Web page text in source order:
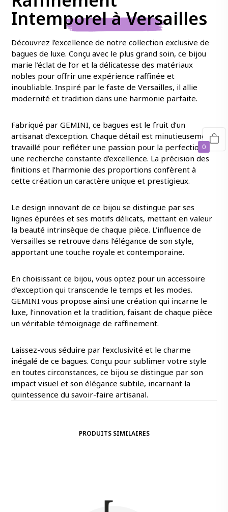
Intemporel à Versailles
Découvrez l’excellence de notre collection exclusive de
bagues de luxe. Conçu avec le plus grand soin, ce bijou
marie l’éclat de l’or et la délicatesse des matériaux
nobles pour offrir une expérience raffinée et
inoubliable. Inspiré par le faste de Versailles, il allie
modernité et tradition dans une harmonie parfaite.
Fabriqué par GEMINI, ce bagues est le fruit d’un
artisanat d’exception. Chaque détail est minutieusement
travaillé pour refléter une passion pour la perfection et
une recherche constante d’excellence. La précision des
finitions et l’harmonie des proportions confèrent à
cette création un caractère unique et prestigieux.
Le design innovant de ce bijou se distingue par ses
lignes épurées et ses motifs délicats, mettant en valeur
la beauté intrinsèque de chaque pièce. L’influence de
Versailles se retrouve dans l’élégance de son style,
apportant une touche royale et contemporaine.
En choisissant ce bijou, vous optez pour un accessoire
d’exception qui transcende le temps et les modes.
GEMINI vous propose ainsi une création qui incarne le
luxe, l’innovation et la tradition, faisant de chaque pièce
un véritable témoignage de raffinement.
Laissez-vous séduire par l’exclusivité et le charme
inégalé de ce bagues. Conçu pour sublimer votre style
en toutes circonstances, ce bijou se distingue par son
impact visuel et son élégance subtile, incarnant la
quintessence du savoir-faire artisanal.
PRODUITS SIMILAIRES
0